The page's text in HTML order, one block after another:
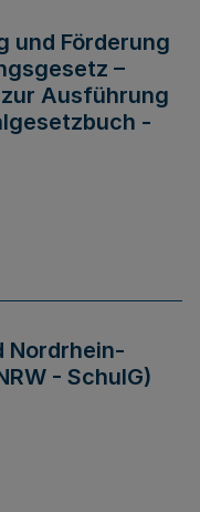
und Förderung
–
Ausführung
-
Nordrhein-
- SchulG)